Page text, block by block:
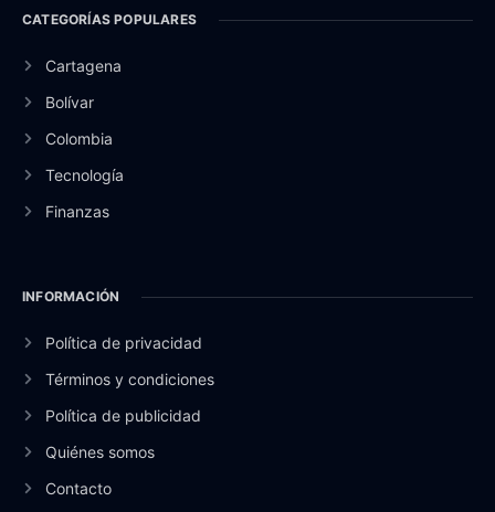
CATEGORÍAS POPULARES
Cartagena
Bolívar
Colombia
Tecnología
Finanzas
INFORMACIÓN
Política de privacidad
Términos y condiciones
Política de publicidad
Quiénes somos
Contacto